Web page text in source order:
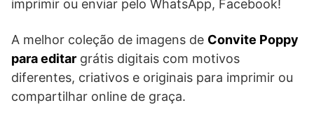
imprimir ou enviar pelo WhatsApp, Facebook!
A melhor coleção de imagens de Convite Poppy
para editar grátis digitais com motivos
diferentes, criativos e originais para imprimir ou
compartilhar online de graça.